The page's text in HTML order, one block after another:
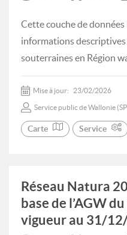
Cette couche de
informations descriptives
souterraines en Région
Mise à jour: 23/02/2026
Service public de Wallonie
Carte Service
Réseau Natura
base de l’AGW
vigueur au 31/